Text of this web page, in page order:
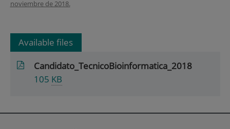
noviembre de 2018.
Available files
Candidato_TecnicoBioinformatica_2018
105 KB